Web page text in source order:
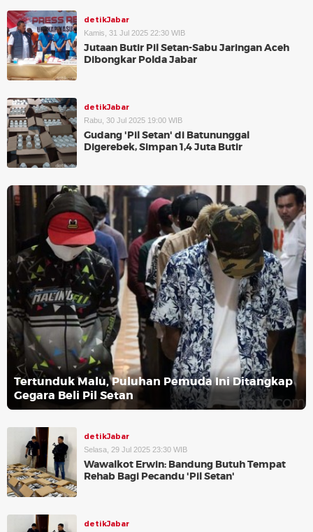
detikJabar
Kamis, 31 Jul 2025 22:30 WIB
Jutaan Butir Pil Setan-Sabu Jaringan Aceh
Dibongkar Polda Jabar
detikJabar
Rabu, 30 Jul 2025 19:00 WIB
Gudang 'Pil Setan' di Batununggal
Digerebek, Simpan 1,4 Juta Butir
Tertunduk Malu, Puluhan Pemuda Ini Ditangkap
Gegara Beli Pil Setan
detikJabar
Selasa, 29 Jul 2025 23:30 WIB
Wawalkot Erwin: Bandung Butuh Tempat
Rehab Bagi Pecandu 'Pil Setan'
detikJabar